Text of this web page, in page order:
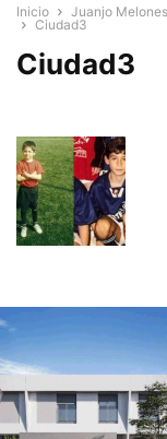
Inicio
Juanjo
Ciudad3
Ciudad3